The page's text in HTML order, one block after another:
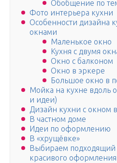
Обобщение по
Фото интерьера кухни
Особенности дизайна
окнами
Маленькое окно
Кухня с двумя
Окно с балконом
Окно в эркере
Большое окно в
Мойка на кухне вдоль
и идеи)
Дизайн кухни с окном
В частном доме
Идеи по оформлению
В «хрущёвке»
Выбираем подходящий
красивого